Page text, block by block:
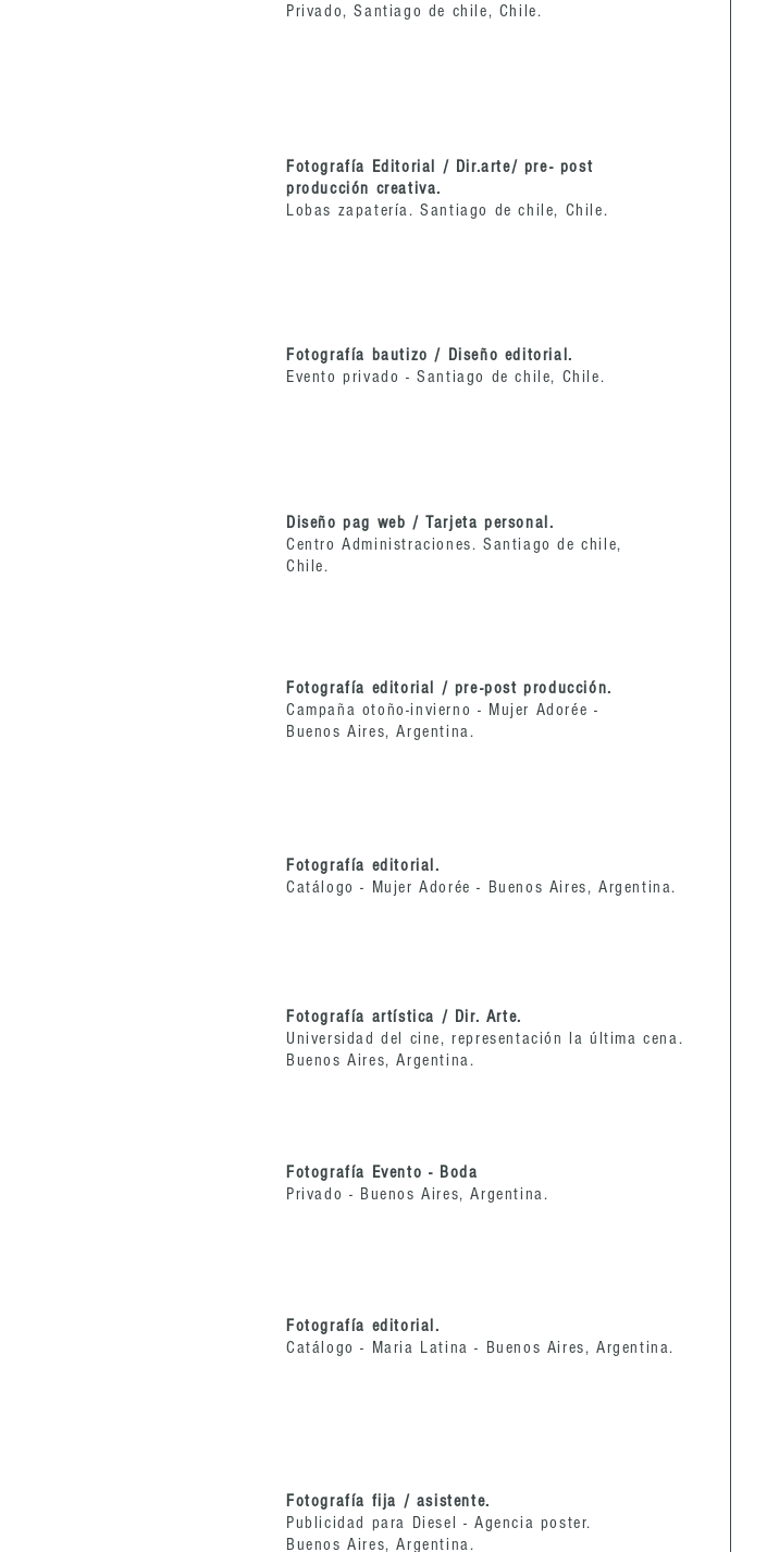
Privado, Santiago de chile, Chile.
Fotografía Editorial / Dir.arte/ pre- post
producción creativa.
Lobas zapatería. Santiago de chile, Chile.
Fotografía bautizo / Diseño editorial.
Evento privado - Santiago de chile, Chile.
Diseño pag web / Tarjeta personal.
Centro Administraciones. Santiago de chile,
Chile.
Fotografía editorial / pre-post producción.
Campaña otoño-invierno - Mujer Adorée -
Buenos Aires, Argentina.
Fotografía editorial.
Catálogo - Mujer Adorée - Buenos Aires, Argentina.
Fotografía artística / Dir. Arte.
Universidad del cine, representación la última cena.
Buenos Aires, Argentina.
Fotografía Evento - Boda
Privado - Buenos Aires, Argentina.
Fotografía editorial.
Catálogo - Maria Latina - Buenos Aires, Argentina.
Fotografía fija / asistente.
Publicidad para Diesel - Agencia poster.
Buenos Aires, Argentina.